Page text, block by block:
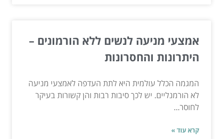
אמצעי מניעה לנשים ללא הורמונים –
היתרונות והחסרונות
המגמה הכלל עולמית היא לתת העדפה לאמצעי מניעה
לא הורמנליים. יש לכך סיבות רבות והן קשורות בעיקר
לחוסר...
קרא עוד »